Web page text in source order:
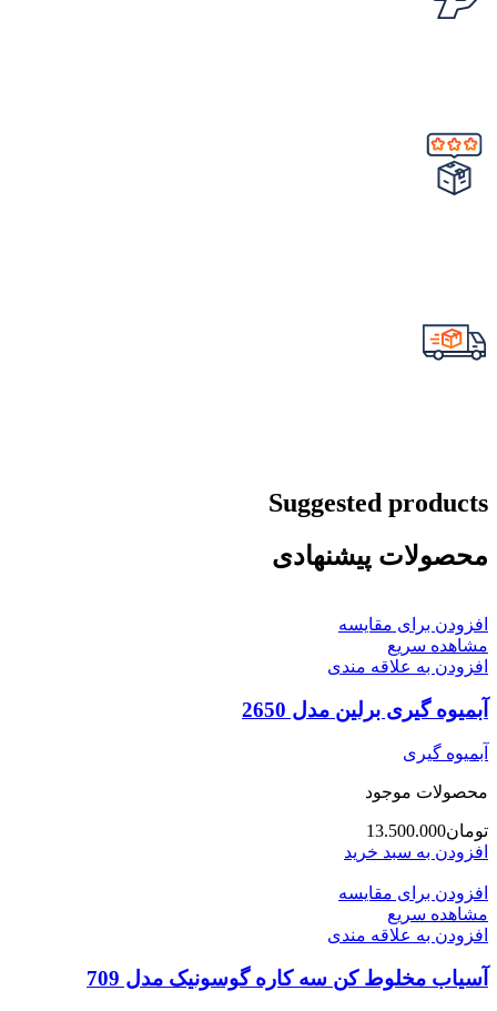
Suggested products
محصولات پیشنهادی
افزودن برای مقایسه
مشاهده سریع
افزودن به علاقه مندی
آبمیوه گیری برلین مدل 2650
آبمیوه گیری
محصولات موجود
تومان13.500.000
افزودن به سبد خرید
افزودن برای مقایسه
مشاهده سریع
افزودن به علاقه مندی
آسیاب مخلوط کن سه کاره گوسونیک مدل 709